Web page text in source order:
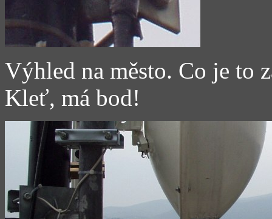
Výhled na město. Co je to
Kleť, má bod!